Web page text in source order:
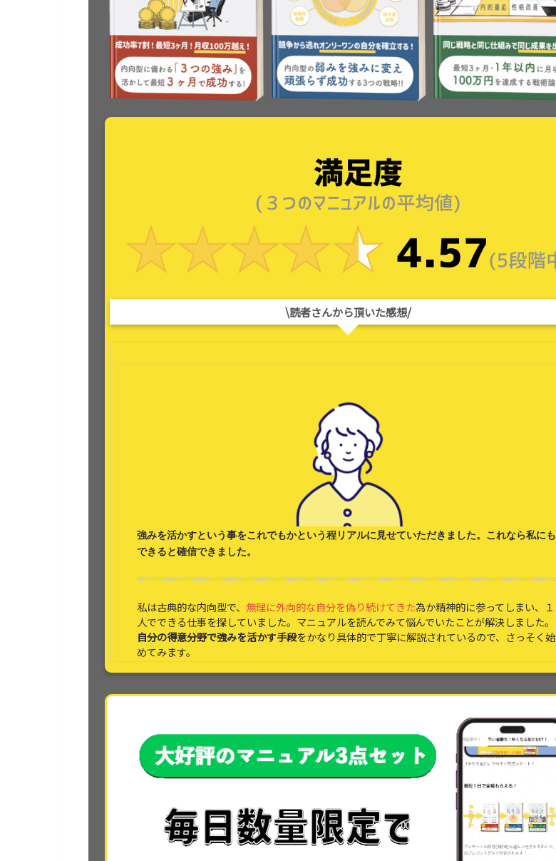
\読者さんから頂いた感想/
強みを活かすという事をこれでもかという程リアルに見せていただきました。これなら私にも
できると確信できました。
私は古典的な内向型で、 無理に外向的な自分を偽り続けてきた為か精神的に参ってしまい、１
人でできる仕事を探していました。マニュアルを読んでみて悩んでいたことが解決しました。
自分の得意分野で強みを活かす手段をかなり具体的で丁寧に解説されているので、さっそく始
めてみます。